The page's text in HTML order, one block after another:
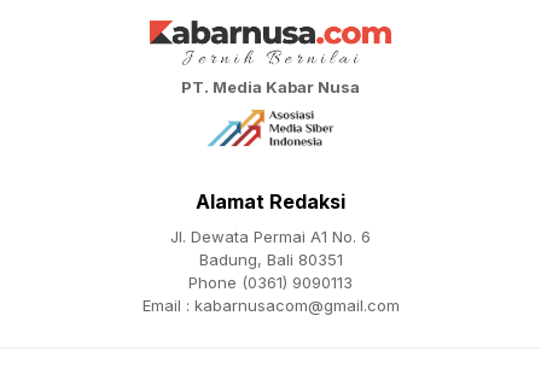
PT. Media Kabar Nusa
Alamat Redaksi
Jl. Dewata Permai A1 No. 6
Badung, Bali 80351
Phone (0361) 9090113
Email : kabarnusacom@gmail.com